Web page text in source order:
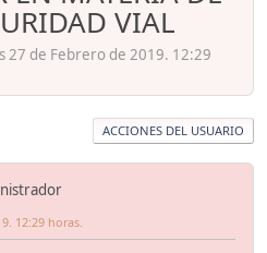
VIAL
27 de Febrero de 2019. 12:29
ACCIONES DEL USUARIO
12:29 horas.